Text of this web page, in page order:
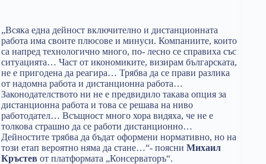
„Всяка една дейност включително и дистанционната
работа има своите плюсове и минуси. Компаниите, които
са напред технологично много, по- лесно се справиха със
ситуацията… Част от икономиките, визирам българската,
не е пригодена да реагира… Трябва да се прави разлика
от надомна работа и дистанционна работа…
Законодателството ни не е предвидило такава опция за
дистанционна работа и това се решава на ниво
работодател… Всъщност много хора видяха, че не е
толкова страшно да се работи дистанционно…
Дейностите трябва да бъдат оформени нормативно, но на
този етап вероятно няма да стане…“- поясни Михаил
Кръстев от платформата „Консерваторъ“.